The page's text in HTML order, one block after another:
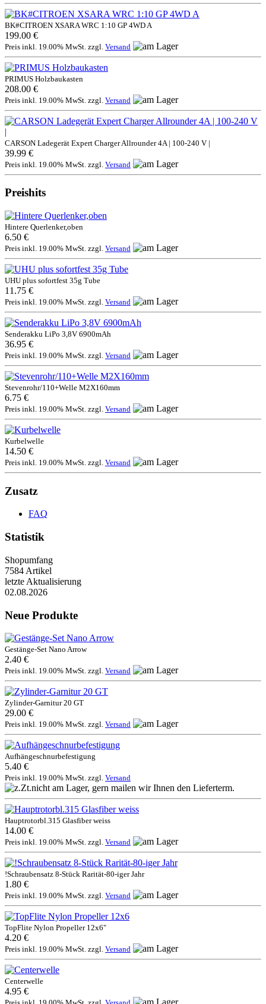
BK#CITROEN XSARA WRC 1:10 GP 4WD A
199.00 €
Preis inkl. 19.00% MwSt. zzgl. Versand
PRIMUS Holzbaukasten
208.00 €
Preis inkl. 19.00% MwSt. zzgl. Versand
CARSON Ladegerät Expert Charger Allrounder 4A | 100-240 V |
39.99 €
Preis inkl. 19.00% MwSt. zzgl. Versand
Preishits
Hintere Querlenker,oben
6.50 €
Preis inkl. 19.00% MwSt. zzgl. Versand
UHU plus sofortfest 35g Tube
11.75 €
Preis inkl. 19.00% MwSt. zzgl. Versand
Senderakku LiPo 3,8V 6900mAh
36.95 €
Preis inkl. 19.00% MwSt. zzgl. Versand
Stevenrohr/110+Welle M2X160mm
6.75 €
Preis inkl. 19.00% MwSt. zzgl. Versand
Kurbelwelle
14.50 €
Preis inkl. 19.00% MwSt. zzgl. Versand
Zusatz
FAQ
Statistik
Shopumfang
7584 Artikel
letzte Aktualisierung
02.08.2026
Neue Produkte
Gestänge-Set Nano Arrow
2.40 €
Preis inkl. 19.00% MwSt. zzgl. Versand
Zylinder-Garnitur 20 GT
29.00 €
Preis inkl. 19.00% MwSt. zzgl. Versand
Aufhängeschnurbefestigung
5.40 €
Preis inkl. 19.00% MwSt. zzgl. Versand
Hauptrotorbl.315 Glasfiber weiss
14.00 €
Preis inkl. 19.00% MwSt. zzgl. Versand
!Schraubensatz 8-Stück Rarität-80-iger Jahr
1.80 €
Preis inkl. 19.00% MwSt. zzgl. Versand
TopFlite Nylon Propeller 12x6"
4.20 €
Preis inkl. 19.00% MwSt. zzgl. Versand
Centerwelle
4.95 €